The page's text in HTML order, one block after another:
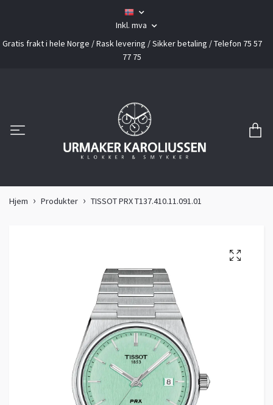
Inkl. mva
Gratis frakt i hele Norge / Rask levering / Sikker betaling / Telefon 75 57
77 75
Hjem Produkter TISSOT PRX T137.410.11.091.01